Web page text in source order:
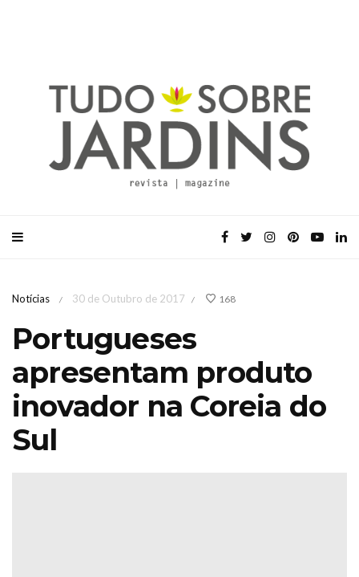
Notícias / 30 de Outubro de 2017 / 168
Portugueses
apresentam produto
inovador na Coreia do
Sul